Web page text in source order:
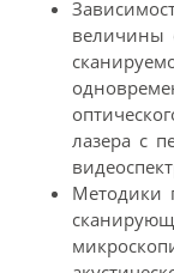
величины
лазера с
Методики